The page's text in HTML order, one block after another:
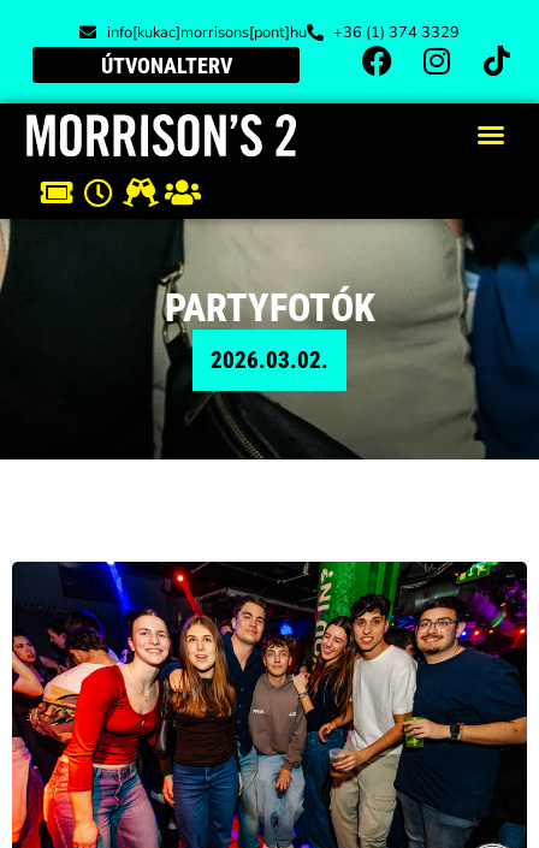
info[kukac]morrisons[pont]hu +36 (1) 374 3329
ÚTVONALTERV
PARTYFOTÓK
2026.03.02.